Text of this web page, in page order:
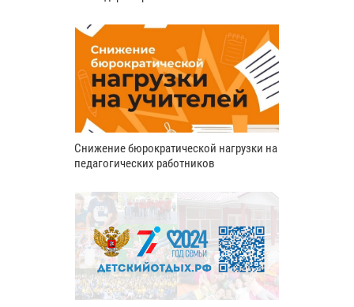
Снижение бюрократической нагрузки на
педагогических работников